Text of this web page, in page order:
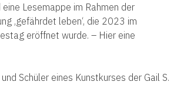
Lesemappe im Rahmen der
‚gefährdet leben‘, die 2023 im
eröffnet wurde. – Hier eine
Schüler eines Kunstkurses der Gail S.